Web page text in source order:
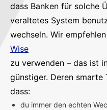
dass Banken für solche
veraltetes System
wechseln. Wir
Wise
zu verwenden – das ist
günstiger. Deren
dass:
du immer den echten